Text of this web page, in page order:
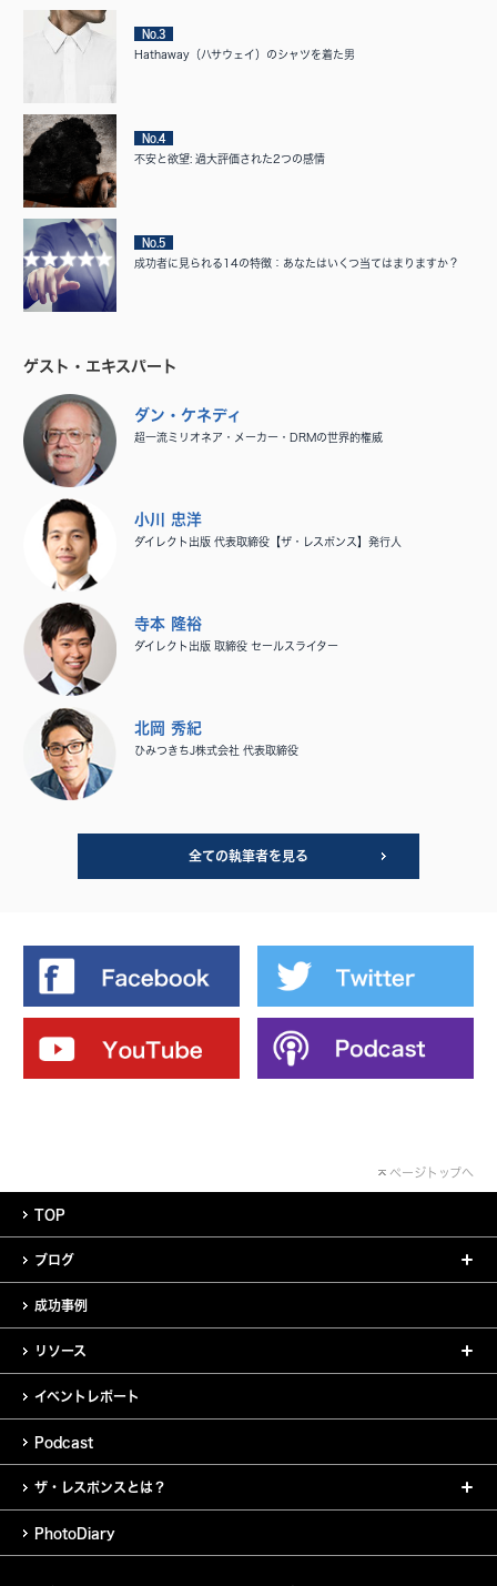
No.3
Hathaway（ハサウェイ）のシャツを着た男
No.4
不安と欲望: 過大評価された2つの感情
No.5
成功者に見られる14の特徴：あなたはいくつ当てはまりますか？
ゲスト・エキスパート
ダン・ケネディ
超一流ミリオネア・メーカー・DRMの世界的権威
小川 忠洋
ダイレクト出版 代表取締役【ザ・レスポンス】発行人
寺本 隆裕
ダイレクト出版 取締役 セールスライター
北岡 秀紀
ひみつきちJ株式会社 代表取締役
全ての執筆者を見る
ページトップへ
TOP
ブログ
成功事例
リソース
イベントレポート
Podcast
ザ・レスポンスとは？
PhotoDiary